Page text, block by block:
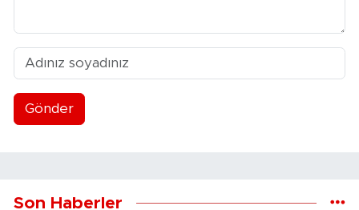
Gönder
Son Haberler